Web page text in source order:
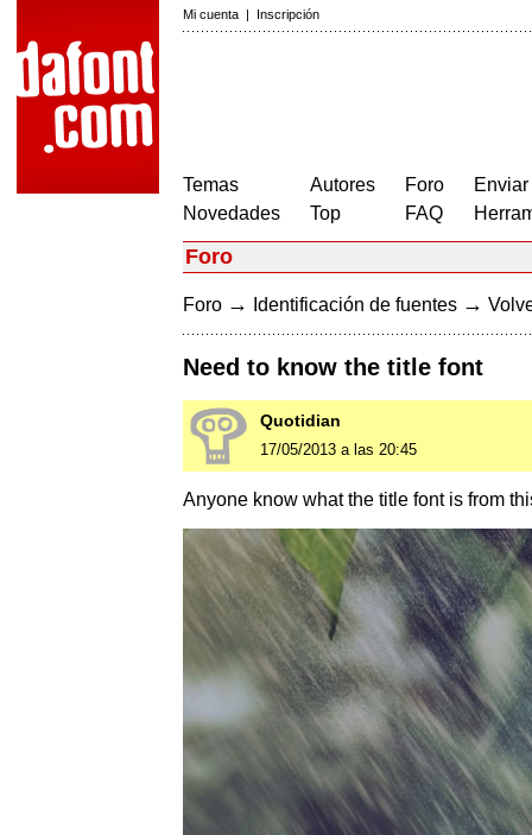
Mi cuenta | Inscripción
Temas
Novedades
Autores
Top
Foro
FAQ
Foro
Foro → Identificación de fuentes →
Need to know the title font
Quotidian
17/05/2013 a las 20:45
Anyone know what the title font is from